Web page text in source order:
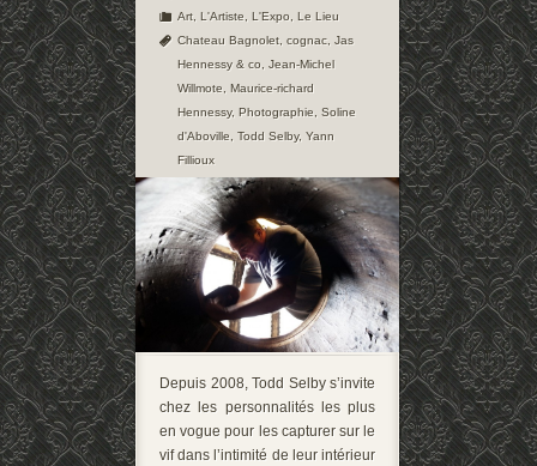
Art L'Artiste L'Expo
Le Lieu
Chateau Bagnolet cognac Jas
Hennessy & co
Jean-Michel
Willmote
Maurice-richard
Hennessy, Photographie
Soline
d'Aboville
Todd Selby, Yann
Fillioux
Depuis 2008, Todd Selby s’invite
chez les personnalités les plus
en vogue pour les capturer sur le
vif dans l’intimité de leur intérieur